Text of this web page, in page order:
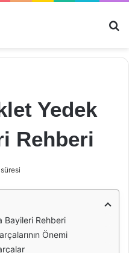
Yedek
Rehberi
Bayileri Rehberi
Önemi